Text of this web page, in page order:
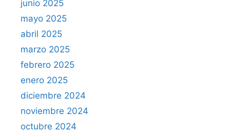
junio 2025
mayo 2025
abril 2025
marzo 2025
febrero 2025
enero 2025
diciembre 2024
noviembre 2024
octubre 2024